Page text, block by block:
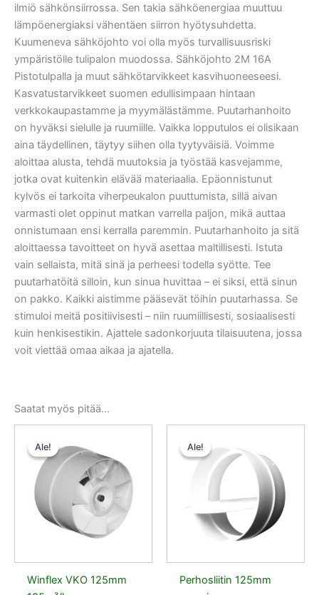
ilmiö sähkönsiirrossa. Sen takia sähköenergiaa muuttuu
lämpöenergiaksi vähentäen siirron hyötysuhdetta.
Kuumeneva sähköjohto voi olla myös turvallisuusriski
ympäristölle tulipalon muodossa. Sähköjohto 2M 16A
Pistotulpalla ja muut sähkötarvikkeet kasvihuoneeseesi.
Kasvatustarvikkeet suomen edullisimpaan hintaan
verkkokaupastamme ja myymälästämme. Puutarhanhoito
on hyväksi sielulle ja ruumiille. Vaikka lopputulos ei olisikaan
aina täydellinen, täytyy siihen olla tyytyväisiä. Voimme
aloittaa alusta, tehdä muutoksia ja työstää kasvejamme,
jotka ovat kuitenkin elävää materiaalia. Epäonnistunut
kylvös ei tarkoita viherpeukalon puuttumista, sillä aivan
varmasti olet oppinut matkan varrella paljon, mikä auttaa
onnistumaan ensi kerralla paremmin. Puutarhanhoito ja sitä
aloittaessa tavoitteet on hyvä asettaa maltillisesti. Istuta
vain sellaista, mitä sinä ja perheesi todella syötte. Tee
puutarhatöitä silloin, kun sinua huvittaa – ei siksi, että sinun
on pakko. Kaikki aistimme pääsevät töihin puutarhassa. Se
stimuloi meitä positiivisesti – niin ruumiillisesti, sosiaalisesti
kuin henkisestikin. Ajattele sadonkorjuuta tilaisuutena, jossa
voit viettää omaa aikaa ja ajatella.
Saatat myös pitää...
Ale!
Ale!
Winflex VKO 125mm
oli:
20,50 €.
on:
19,48 €.
Ale!
Ale!
Perhosliitin 125mm
oli:
4,50 €.
on:
4,28 €.